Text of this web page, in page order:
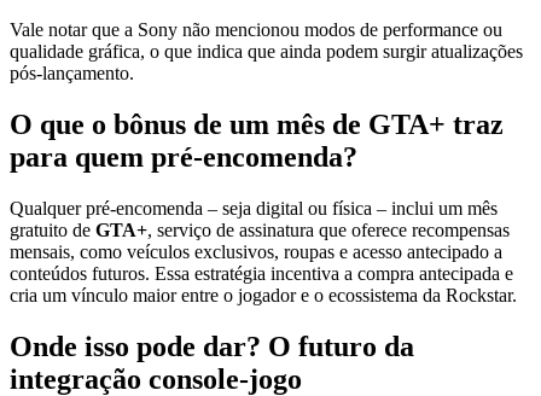
Vale notar que a Sony não mencionou modos de performance ou
qualidade gráfica, o que indica que ainda podem surgir atualizações
pós‑lançamento.
O que o bônus de um mês de GTA+ traz
para quem pré‑encomenda?
Qualquer pré‑encomenda – seja digital ou física – inclui um mês
gratuito de GTA+, serviço de assinatura que oferece recompensas
mensais, como veículos exclusivos, roupas e acesso antecipado a
conteúdos futuros. Essa estratégia incentiva a compra antecipada e
cria um vínculo maior entre o jogador e o ecossistema da Rockstar.
Onde isso pode dar? O futuro da
integração console‑jogo